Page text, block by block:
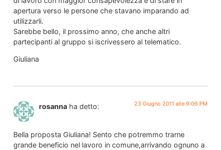
apertura verso le persone che stavano imparando ad
utilizzarli.
Sarebbe bello, il prossimo anno, che anche altri
partecipanti al gruppo si iscrivessero al telematico.
Giuliana
rosanna ha detto: 23 Giugno 2011 alle 9:06 PM
Bella proposta Giuliana! Sento che potremmo trarne
grande beneficio nel lavoro in comune,arrivando ognuno a